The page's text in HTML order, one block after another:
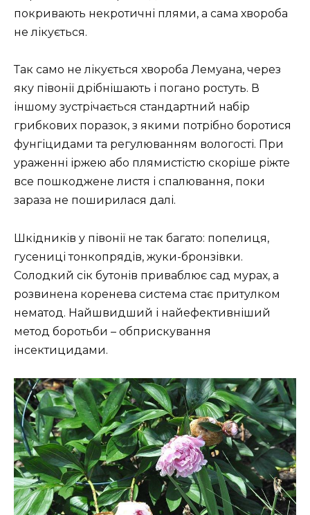
покривають некротичні плями, а сама хвороба
не лікується.
Так само не лікується хвороба Лемуана, через
яку півонії дрібнішають і погано ростуть. В
іншому зустрічається стандартний набір
грибкових поразок, з якими потрібно боротися
фунгіцидами та регулюванням вологості. При
ураженні іржею або плямистістю скоріше ріжте
все пошкоджене листя і спалювання, поки
зараза не поширилася далі.
Шкідників у півонії не так багато: попелиця,
гусениці тонкопрядів, жуки-бронзівки.
Солодкий сік бутонів приваблює сад мурах, а
розвинена коренева система стає притулком
нематод. Найшвидший і найефективніший
метод боротьби – обприскування
інсектицидами.